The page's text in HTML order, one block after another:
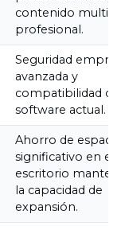
contenido
profesional.
Seguridad
avanzada y
compatibilidad
software actual.
Ahorro de espacio
significativo en el
escritorio
la capacidad de
expansión.